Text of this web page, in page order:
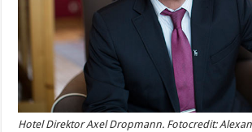
Hotel Direktor Axel Dropmann. Fotocredit: